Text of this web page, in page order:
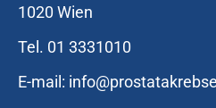
a
c
h
1020 Wien
Tel. 01 3331010
E-mail: